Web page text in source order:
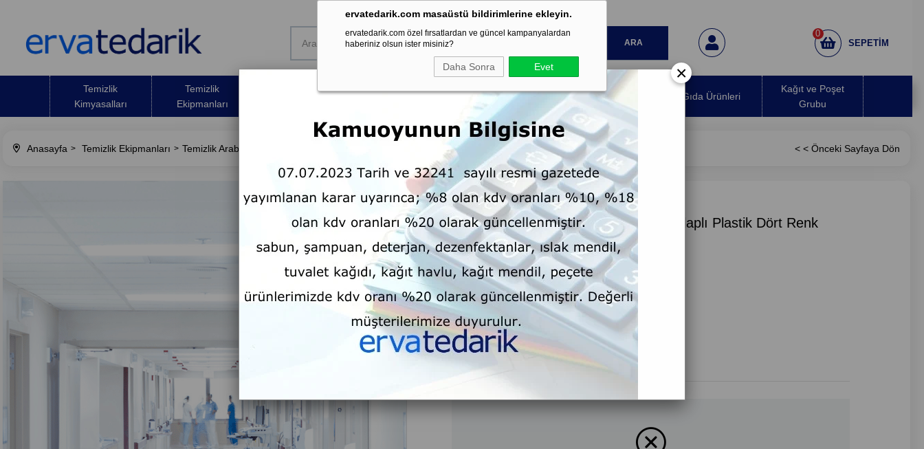
ervatedarik.com masaüstü bildirimlerine ekleyin.
ervatedarik.com özel fırsatlardan ve güncel kampanyalardan
haberiniz olsun ister misiniz?
Daha Sonra Evet
SEPETIM
0
Temizlik
Kimyasalları
Temizlik
Ekipmanları
Temizlik Sarf
Kişisel Temizlik Dispenser
Koku ve Hava
Gıda Ürünleri
Kağıt ve Poşet
Grubu
Anasayfa Temizlik Ekipmanları Temizlik Arabası Kat Hizmetleri Arabası Pres Kovalı Dolaplı Plastik Dört Renk Temizlik Kovalı < < Önceki Sayfaya Dön
Kat Hizmetleri Arabası Pres Kovalı Dolaplı Plastik Dört Renk
Temizlik Kovalı
Marka Nossa
Dolaplı l Plastik Gövde
₺16.243,79
KDV Dahil ₺19.492,55
×